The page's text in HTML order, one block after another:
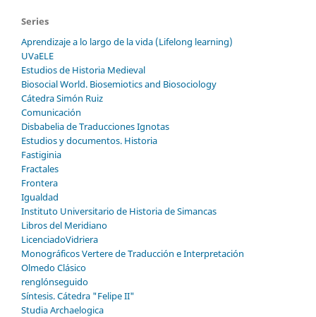
Series
Aprendizaje a lo largo de la vida (Lifelong learning)
UVaELE
Estudios de Historia Medieval
Biosocial World. Biosemiotics and Biosociology
Cátedra Simón Ruiz
Comunicación
Disbabelia de Traducciones Ignotas
Estudios y documentos. Historia
Fastiginia
Fractales
Frontera
Igualdad
Instituto Universitario de Historia de Simancas
Libros del Meridiano
LicenciadoVidriera
Monográficos Vertere de Traducción e Interpretación
Olmedo Clásico
renglónseguido
Síntesis. Cátedra "Felipe II"
Studia Archaelogica